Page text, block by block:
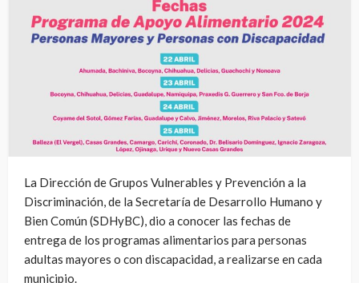
La Dirección de Grupos Vulnerables y Prevención a la
Discriminación, de la Secretaría de Desarrollo Humano y
Bien Común (SDHyBC), dio a conocer las fechas de
entrega de los programas alimentarios para personas
adultas mayores o con discapacidad, a realizarse en cada
municipio.